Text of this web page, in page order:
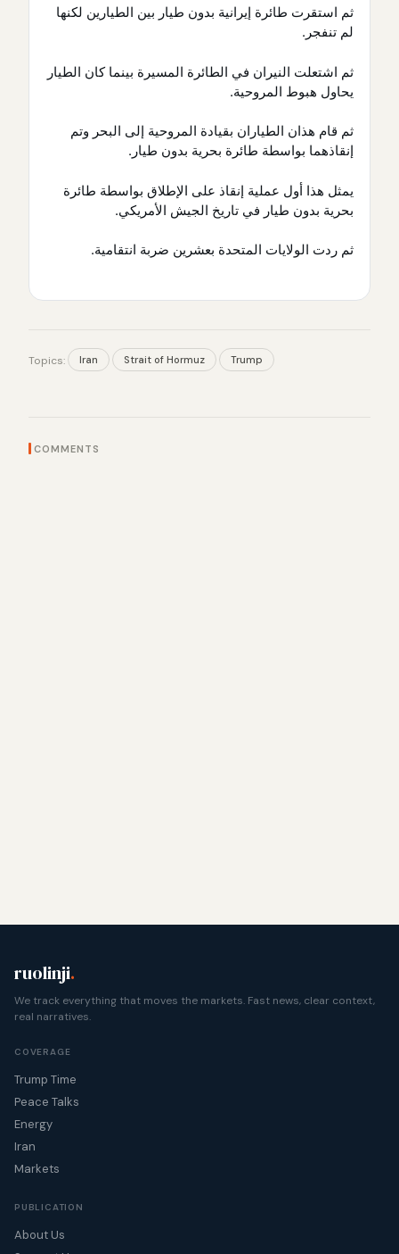
ثم استقرت طائرة إيرانية بدون طيار بين الطيارين لكنها
لم تنفجر.
ثم اشتعلت النيران في الطائرة المسيرة بينما كان الطيار
يحاول هبوط المروحية.
ثم قام هذان الطياران بقيادة المروحية إلى البحر وتم
إنقاذهما بواسطة طائرة بحرية بدون طيار.
يمثل هذا أول عملية إنقاذ على الإطلاق بواسطة طائرة
بحرية بدون طيار في تاريخ الجيش الأمريكي.
ثم ردت الولايات المتحدة بعشرين ضربة انتقامية.
Topics: Iran Strait of Hormuz Trump
COMMENTS
ruolinji.
We track everything that moves the markets. Fast news, clear context,
real narratives.
COVERAGE
Trump Time
Peace Talks
Energy
Iran
Markets
PUBLICATION
About Us